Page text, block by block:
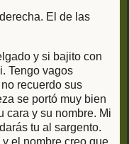
El de las
y si bajito con
Tengo vagos
recuerdo sus
se portó muy bien
cara y su nombre. Mi
tu al sargento.